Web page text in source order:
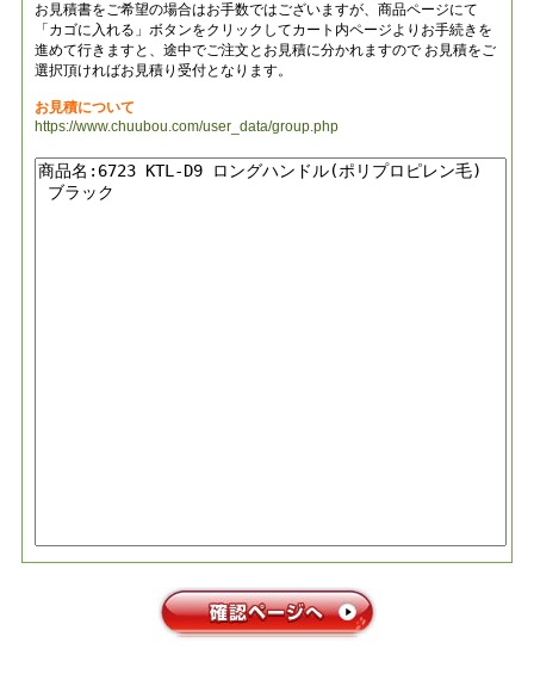
お見積書をご希望の場合はお手数ではございますが、商品ページにて
「カゴに入れる」ボタンをクリックしてカート内ページよりお手続きを
進めて行きますと、途中でご注文とお見積に分かれますので お見積をご
選択頂ければお見積り受付となります。
お見積について
https://www.chuubou.com/user_data/group.php